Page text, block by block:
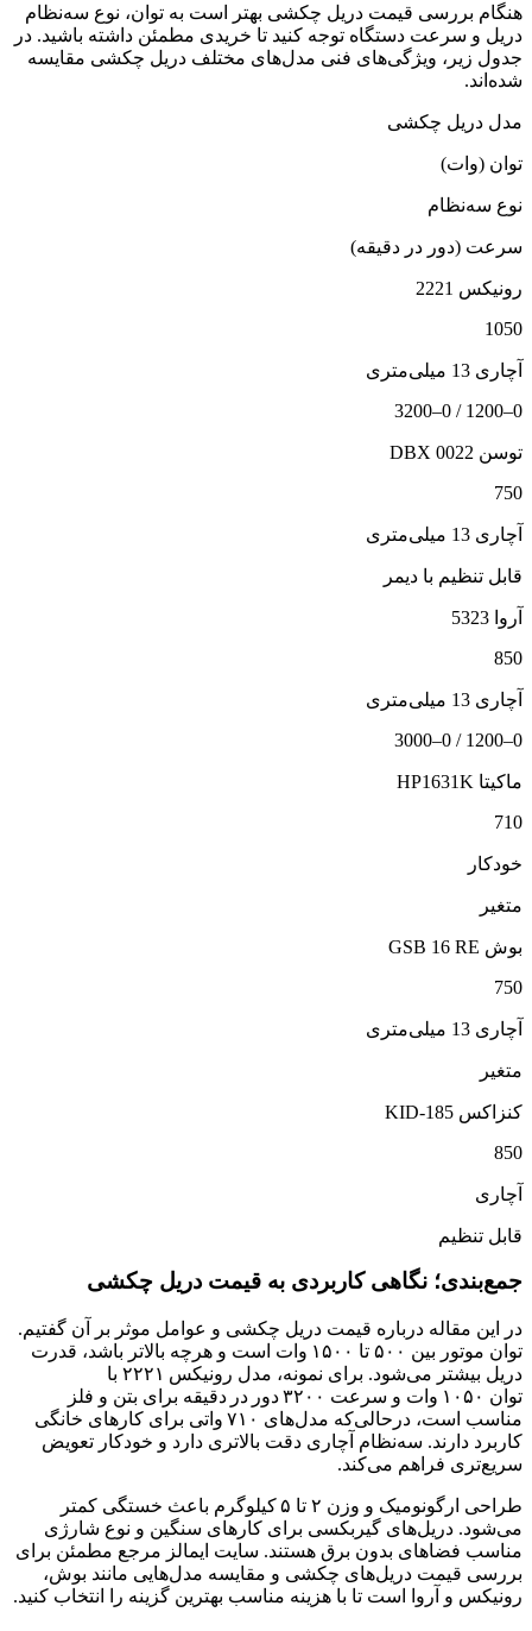
هنگام بررسی قیمت دریل چکشی بهتر است به توان، نوع سه‌نظام
دریل و سرعت دستگاه توجه کنید تا خریدی مطمئن داشته باشید. در
جدول زیر، ویژگی‌های فنی مدل‌های مختلف دریل چکشی مقایسه
شده‌اند.
مدل دریل چکشی
توان (وات)
نوع سه‌نظام
سرعت (دور در دقیقه)
رونیکس 2221
1050
آچاری 13 میلی‌متری
0–1200 / 0–3200
توسن 0022 DBX
750
آچاری 13 میلی‌متری
قابل تنظیم با دیمر
آروا 5323
850
آچاری 13 میلی‌متری
0–1200 / 0–3000
ماکیتا HP1631K
710
خودکار
متغیر
بوش GSB 16 RE
750
آچاری 13 میلی‌متری
متغیر
کنزاکس KID-185
850
آچاری
قابل تنظیم
جمع‌بندی؛ نگاهی کاربردی به قیمت دریل چکشی
در این مقاله درباره قیمت دریل چکشی و عوامل موثر بر آن گفتیم.
توان موتور بین ۵۰۰ تا ۱۵۰۰ وات است و هرچه بالاتر باشد، قدرت
دریل بیشتر می‌شود. برای نمونه، مدل رونیکس ۲۲۲۱ با
توان ۱۰۵۰ وات و سرعت ۳۲۰۰ دور در دقیقه برای بتن و فلز
مناسب است، درحالی‌که مدل‌های ۷۱۰ واتی برای کارهای خانگی
کاربرد دارند. سه‌نظام آچاری دقت بالاتری دارد و خودکار تعویض
سریع‌تری فراهم می‌کند.
طراحی ارگونومیک و وزن ۲ تا ۵ کیلوگرم باعث خستگی کمتر
می‌شود. دریل‌های گیربکسی برای کارهای سنگین و نوع شارژی
مناسب فضاهای بدون برق هستند. سایت ایمالز مرجع مطمئن برای
بررسی قیمت دریل‌های چکشی و مقایسه مدل‌هایی مانند بوش،
رونیکس و آروا است تا با هزینه مناسب بهترین گزینه را انتخاب کنید.